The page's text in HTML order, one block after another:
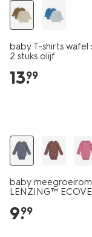
baby T-shirts wafel
2 stuks olijf
13.
99
baby
LENZING™
9.
99